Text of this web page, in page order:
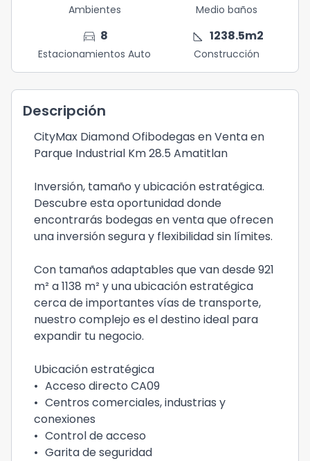
Ambientes Medio baños
directions_car 8
Estacionamientos Auto
square_foot 1238.5m2
Construcción
Descripción
CityMax Diamond Ofibodegas en Venta en
Parque Industrial Km 28.5 Amatitlan
Inversión, tamaño y ubicación estratégica.
Descubre esta oportunidad donde
encontrarás bodegas en venta que ofrecen
una inversión segura y flexibilidad sin límites.
Con tamaños adaptables que van desde 921
m² a 1138 m² y una ubicación estratégica
cerca de importantes vías de transporte,
nuestro complejo es el destino ideal para
expandir tu negocio.
Ubicación estratégica
• Acceso directo CA09
• Centros comerciales, industrias y
conexiones
• Control de acceso
• Garita de seguridad